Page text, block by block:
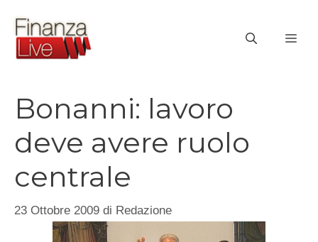
contenuto
Bonanni: lavoro
deve avere ruolo
centrale
23 Ottobre 2009 di Redazione